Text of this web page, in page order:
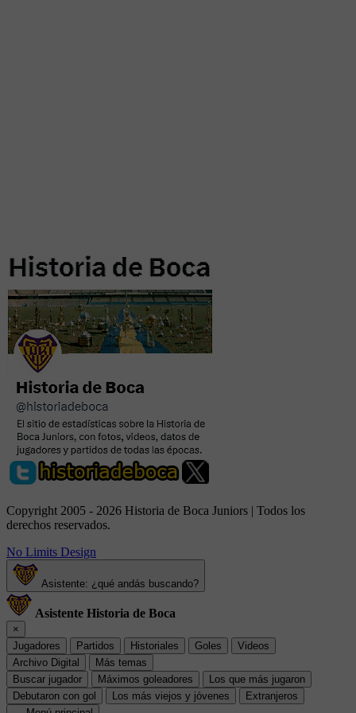
Copyright 2005 - 2026 Historia de Boca Juniors | Todos los
derechos reservados.
No Limits Design
Asistente: ¿qué andás buscando?
Asistente Historia de Boca
×
Jugadores
Partidos Historiales Goles
Videos
Archivo Digital
Más temas
Buscar jugador
Máximos goleadores
Los que más jugaron
Debutaron con gol
Los más viejos y jóvenes
Extranjeros